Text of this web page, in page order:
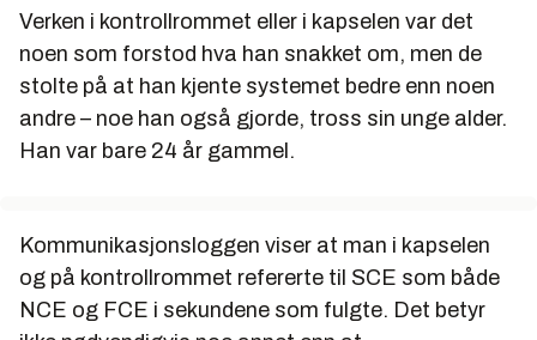
Verken i kontrollrommet eller i kapselen var det
noen som forstod hva han snakket om, men de
stolte på at han kjente systemet bedre enn noen
andre – noe han også gjorde, tross sin unge alder.
Han var bare 24 år gammel.
Kommunikasjonsloggen viser at man i kapselen
og på kontrollrommet refererte til SCE som både
NCE og FCE i sekundene som fulgte. Det betyr